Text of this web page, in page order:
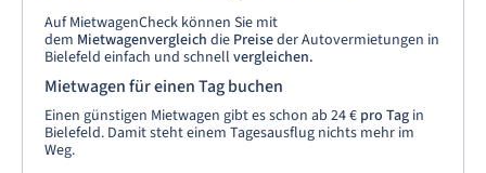
Auf MietwagenCheck können Sie mit
dem Mietwagenvergleich die Preiseder Autovermietungen in
Bielefeld einfach und schnell vergleichen.
Mietwagen für einen Tag buchen
Einen günstigen Mietwagen gibt es schon ab 24 € pro Tag in
Bielefeld. Damit steht einem Tagesausflug nichts mehr im
Weg.